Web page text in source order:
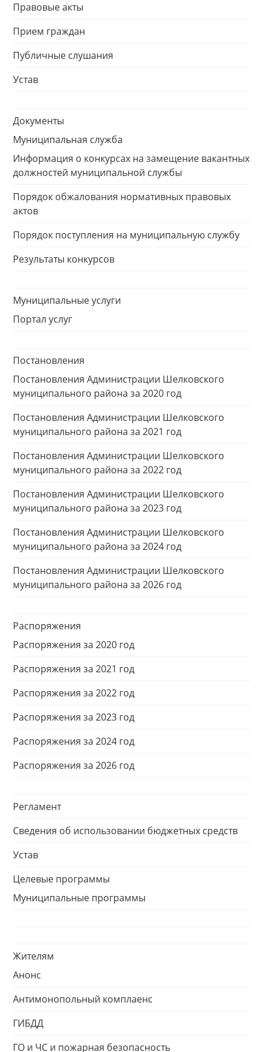
Правовые акты
Прием граждан
Публичные слушания
Устав
Документы
Муниципальная служба
Информация о конкурсах на замещение вакантных
должностей муниципальной службы
Порядок обжалования нормативных правовых
актов
Порядок поступления на муниципальную службу
Результаты конкурсов
Муниципальные услуги
Портал услуг
Постановления
Постановления Администрации Шелковского
муниципального района за 2020 год
Постановления Администрации Шелковского
муниципального района за 2021 год
Постановления Администрации Шелковского
муниципального района за 2022 год
Постановления Администрации Шелковского
муниципального района за 2023 год
Постановления Администрации Шелковского
муниципального района за 2024 год
Постановления Администрации Шелковского
муниципального района за 2026 год
Распоряжения
Распоряжения за 2020 год
Распоряжения за 2021 год
Распоряжения за 2022 год
Распоряжения за 2023 год
Распоряжения за 2024 год
Распоряжения за 2026 год
Регламент
Сведения об использовании бюджетных средств
Устав
Целевые программы
Муниципальные программы
Жителям
Анонс
Антимонопольный комплаенс
ГИБДД
ГО и ЧС и пожарная безопасность